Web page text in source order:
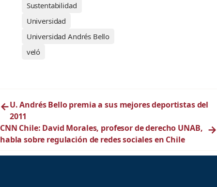
Sustentabilidad
Universidad
Universidad Andrés Bello
veló
←U. Andrés Bello premia a sus mejores deportistas del
2011
CNN Chile: David Morales, profesor de derecho UNAB,
habla sobre regulación de redes sociales en Chile
→